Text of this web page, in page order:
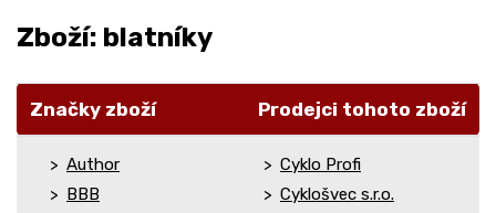
Zboží: blatníky
Značky zboží Prodejci tohoto zboží
Author
BBB
Cyklo Profi
Cyklošvec s.r.o.